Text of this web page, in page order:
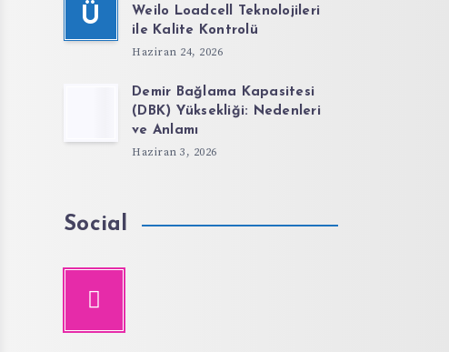
Ü
Weilo Loadcell Teknolojileri
ile Kalite Kontrolü
Haziran 24, 2026
Demir Bağlama Kapasitesi
(DBK) Yüksekliği: Nedenleri
ve Anlamı
Haziran 3, 2026
Social